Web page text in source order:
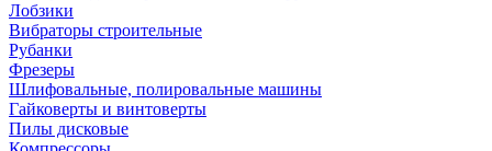
Лобзики
Вибраторы строительные
Рубанки
Фрезеры
Шлифовальные, полировальные машины
Гайковерты и винтоверты
Пилы дисковые